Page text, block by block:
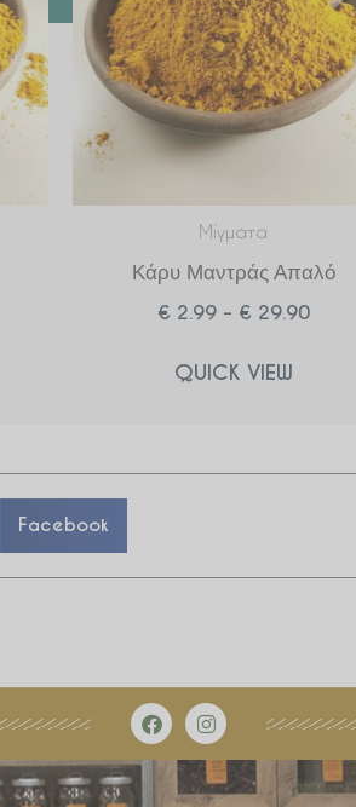
Μίγματα
Κάρυ Μαντράς Απαλό
€2.99 – €29.90
QUICK VIEW
Facebook
F
a
I
n
a